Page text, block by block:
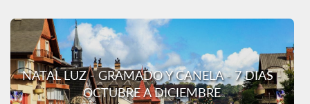
NATAL LUZ - GRAMADO Y CANELA - 7 DIAS -
OCTUBRE A DICIEMBRE